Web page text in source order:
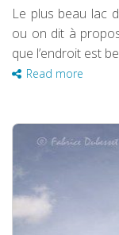
Le plus beau lac
ou on dit à
que l’endroit est
Read more